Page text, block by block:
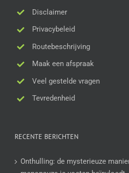
Disclaimer
Privacybeleid
Routebeschrijving
Maak een afspraak
Veel gestelde vragen
Tevredenheid
RECENTE BERICHTEN
Onthulling: de mysterieuze